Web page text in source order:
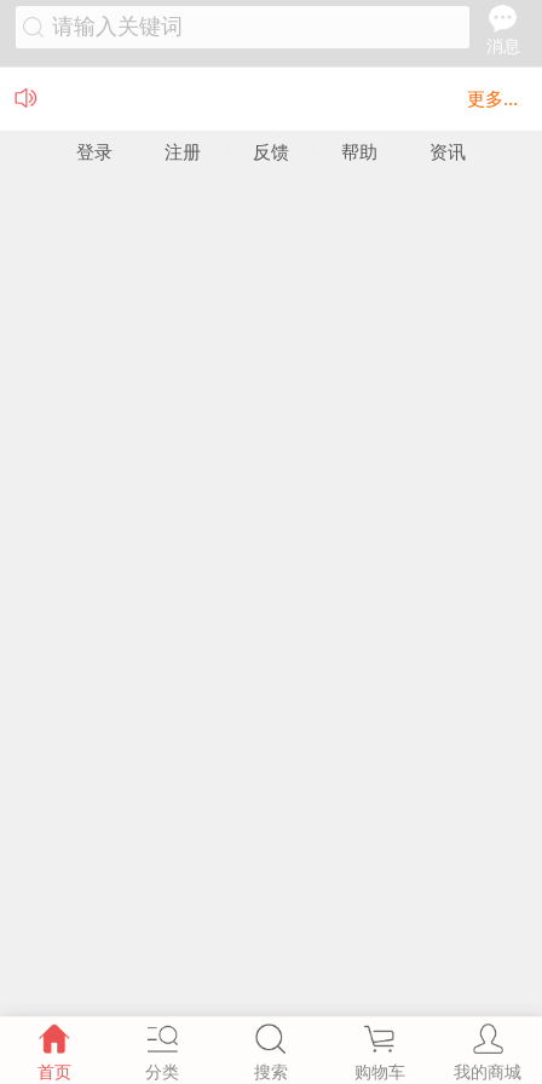
请输入关键词
消息
更多...
登录 注册 反馈 帮助 资讯
首页 分类 搜索 购物车 我的商城